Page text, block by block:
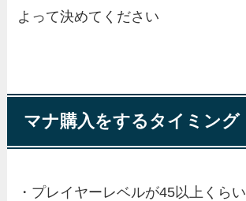
よって決めてください
マナ購入をするタイミング
・プレイヤーレベルが45以上くらい